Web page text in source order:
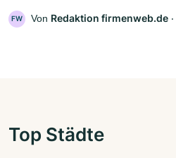
FW Von Redaktion firmenweb.de ‧
Top Städte